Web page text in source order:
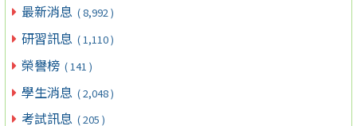
最新消息 ( 8,992 )
研習訊息 ( 1,110 )
榮譽榜 ( 141 )
學生消息 ( 2,048 )
考試訊息 ( 205 )